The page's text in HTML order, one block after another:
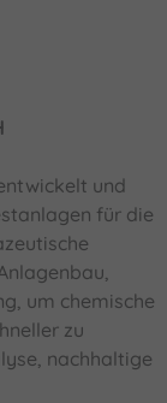
und
für die
um chemische
zu
nachhaltige